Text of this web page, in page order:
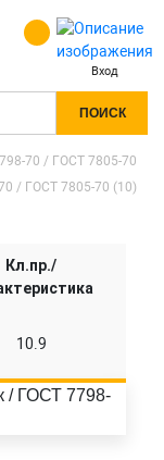
Вход
ПОИСК
70 / ГОСТ 7805-70
/ ГОСТ 7805-70 (10)
Кл.пр./
10.9